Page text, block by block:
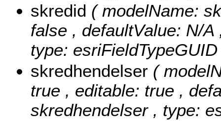
skredid ( modelName:
false , defaultValue: N/
type:
skredhendelser (
true , editable: true ,
skredhendelser , type: